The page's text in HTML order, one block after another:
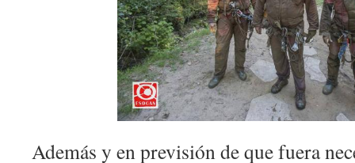
Además y en previsión de que fuera